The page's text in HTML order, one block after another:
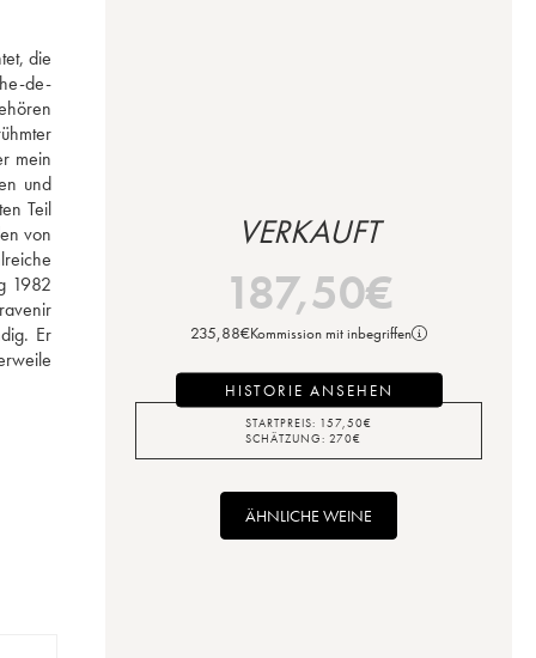
die
de-
mein
und
Teil
von
1982
Er
VERKAUFT
187,50€
235,88€Kommission mit inbegriffen
HISTORIE ANSEHEN
STARTPREIS: 157,50€
SCHÄTZUNG: 270€
ÄHNLICHE WEINE